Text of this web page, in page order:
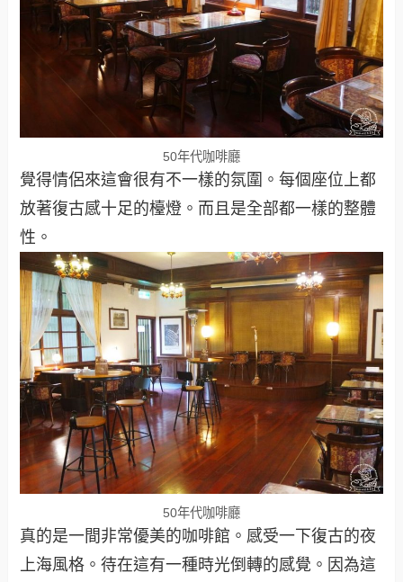
50年代咖啡廳
覺得情侶來這會很有不一樣的氛圍。每個座位上都
放著復古感十足的檯燈。而且是全部都一樣的整體
性。
50年代咖啡廳
真的是一間非常優美的咖啡館。感受一下復古的夜
上海風格。待在這有一種時光倒轉的感覺。因為這